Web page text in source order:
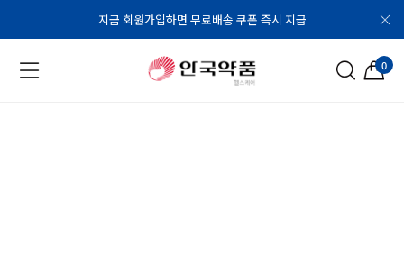
지금 회원가입하면 무료배송 쿠폰 즉시 지급
0